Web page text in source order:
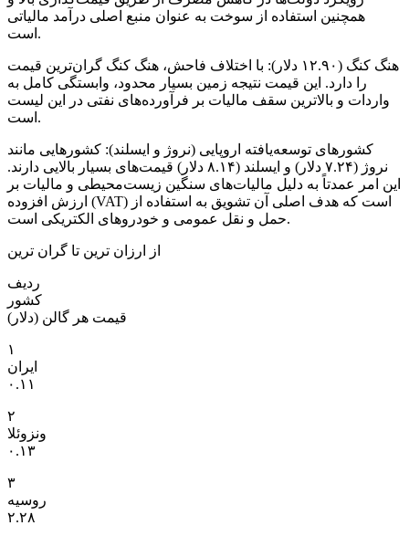
همچنین استفاده از سوخت به عنوان منبع اصلی درآمد مالیاتی
است.
هنگ کنگ (۱۲.۹۰ دلار): با اختلاف فاحش، هنگ کنگ گران‌ترین قیمت
را دارد. این قیمت نتیجه زمین بسیار محدود، وابستگی کامل به
واردات و بالاترین سقف مالیات بر فرآورده‌های نفتی در این لیست
است.
کشورهای توسعه‌یافته اروپایی (نروژ و ایسلند): کشورهایی مانند
نروژ (۷.۲۴ دلار) و ایسلند (۸.۱۴ دلار) قیمت‌های بسیار بالایی دارند.
این امر عمدتاً به دلیل مالیات‌های سنگین زیست‌محیطی و مالیات بر
ارزش افزوده (VAT) است که هدف اصلی آن تشویق به استفاده از
حمل و نقل عمومی و خودروهای الکتریکی است.
از ارزان‌ ترین تا گران‌ ترین
ردیف
کشور
قیمت هر گالن (دلار)
۱
ایران
۰.۱۱
۲
ونزوئلا
۰.۱۳
۳
روسیه
۲.۲۸